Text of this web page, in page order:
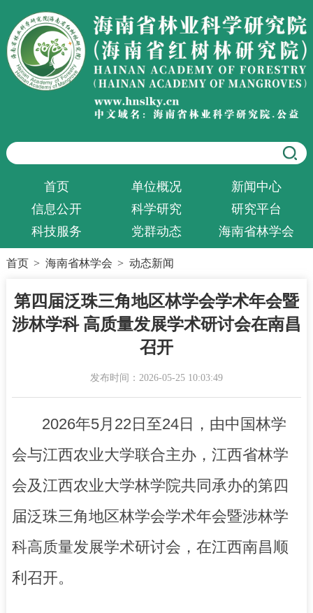
首页 单位概况
新闻中心
信息公开
科学研究
研究平台
科技服务
党群动态 海南省林学会
首页 > 海南省林学会 > 动态新闻
第四届泛珠三角地区林学会学术年会暨
涉林学科 高质量发展学术研讨会在南昌
召开
发布时间：2026-05-25 10:03:49
2026年5月22日至24日，由中国林学
会与江西农业大学联合主办，江西省林学
会及江西农业大学林学院共同承办的第四
届泛珠三角地区林学会学术年会暨涉林学
科高质量发展学术研讨会，在江西南昌顺
利召开。